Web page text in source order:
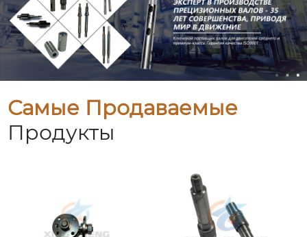
Самые Продаваемые
Продукты